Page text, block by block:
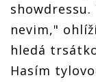
nevim,"
hledá
Hasím